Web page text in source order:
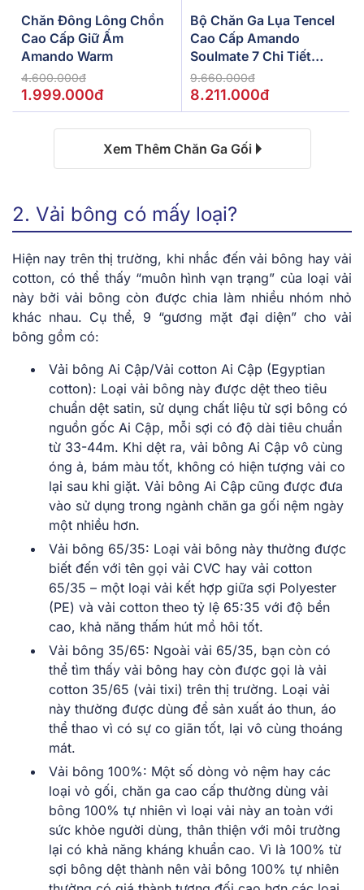
Chăn Đông Lông Chồn
Cao Cấp Giữ Ấm
Amando Warm
4.600.000đ
1.999.000đ
Bộ Chăn Ga Lụa Tencel
Cao Cấp Amando
Soulmate 7 Chi Tiết
Màu Kem
9.660.000đ
8.211.000đ
Xem Thêm Chăn Ga Gối
2. Vải bông có mấy loại?
Hiện nay trên thị trường, khi nhắc đến vải bông hay vải
cotton, có thể thấy “muôn hình vạn trạng” của loại vải
này bởi vải bông còn được chia làm nhiều nhóm nhỏ
khác nhau. Cụ thể, 9 “gương mặt đại diện” cho vải
bông gồm có:
Vải bông Ai Cập/Vải cotton Ai Cập (Egyptian
cotton): Loại vải bông này được dệt theo tiêu
chuẩn dệt satin, sử dụng chất liệu từ sợi bông có
nguồn gốc Ai Cập, mỗi sợi có độ dài tiêu chuẩn
từ 33-44m. Khi dệt ra, vải bông Ai Cập vô cùng
óng ả, bám màu tốt, không có hiện tượng vải co
lại sau khi giặt. Vải bông Ai Cập cũng được đưa
vào sử dụng trong ngành chăn ga gối nệm ngày
một nhiều hơn.
Vải bông 65/35: Loại vải bông này thường được
biết đến với tên gọi vải CVC hay vải cotton
65/35 – một loại vải kết hợp giữa sợi Polyester
(PE) và vải cotton theo tỷ lệ 65:35 với độ bền
cao, khả năng thấm hút mồ hôi tốt.
Vải bông 35/65: Ngoài vải 65/35, bạn còn có
thể tìm thấy vải bông hay còn được gọi là vải
cotton 35/65 (vải tixi) trên thị trường. Loại vải
này thường được dùng để sản xuất áo thun, áo
thể thao vì có sự co giãn tốt, lại vô cùng thoáng
mát.
Vải bông 100%: Một số dòng vỏ nệm hay các
loại vỏ gối, chăn ga cao cấp thường dùng vải
bông 100% tự nhiên vì loại vải này an toàn với
sức khỏe người dùng, thân thiện với môi trường
lại có khả năng kháng khuẩn cao. Vì là 100% từ
sợi bông dệt thành nên vải bông 100% tự nhiên